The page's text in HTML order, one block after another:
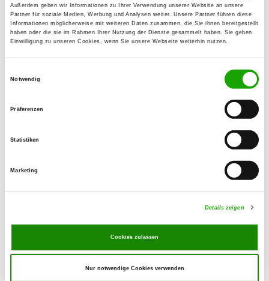
Außerdem geben wir Informationen zu Ihrer Verwendung unserer Website an unsere
Partner für soziale Medien, Werbung und Analysen weiter. Unsere Partner führen diese
Informationen möglicherweise mit weiteren Daten zusammen, die Sie ihnen bereitgestellt
haben oder die sie im Rahmen Ihrer Nutzung der Dienste gesammelt haben. Sie geben
Einwilligung zu unseren Cookies, wenn Sie unsere Webseite weiterhin nutzen.
Notwendig
Präferenzen
Statistiken
Marketing
Details zeigen
Cookies zulassen
Nur notwendige Cookies verwenden
OG - Berlin-Britz
Details
Zum Herthateich
12529 Schönefeld-Kleinziethen
OG - Buckow-Neukölln
12349 Berlin
OG - Berlin-Süd
Details
15831 Mahlow
Hirtenfließ